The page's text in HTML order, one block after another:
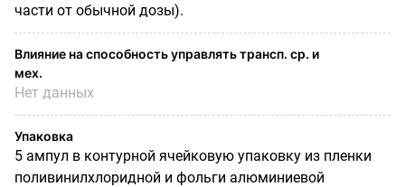
части от обычной дозы).
Влияние на способность управлять трансп. ср. и
мех.
Нет данных
Упаковка
5 ампул в контурной ячейковую упаковку из пленки
поливинилхлоридной и фольги алюминиевой